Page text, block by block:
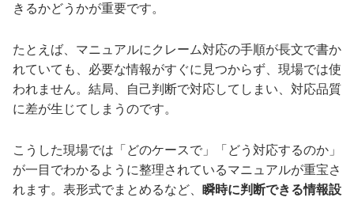
きるかどうかが重要です。
たとえば、マニュアルにクレーム対応の手順が長文で書か
れていても、必要な情報がすぐに見つからず、現場では使
われません。結局、自己判断で対応してしまい、対応品質
に差が生じてしまうのです。
こうした現場では「どのケースで」「どう対応するのか」
が一目でわかるように整理されているマニュアルが重宝さ
れます。表形式でまとめるなど、 瞬時に判断できる情報設